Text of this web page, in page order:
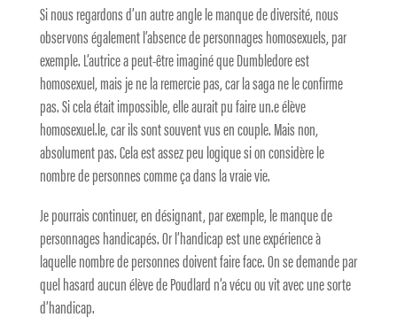
Si nous regardons d’un autre angle le manque de diversité, nous
observons également l’absence de personnages homosexuels, par
exemple. L’autrice a peut-être imaginé que Dumbledore est
homosexuel, mais je ne la remercie pas, car la saga ne le confirme
pas. Si cela était impossible, elle aurait pu faire un.e élève
homosexuel.le, car ils sont souvent vus en couple. Mais non,
absolument pas. Cela est assez peu logique si on considère le
nombre de personnes comme ça dans la vraie vie.
Je pourrais continuer, en désignant, par exemple, le manque de
personnages handicapés. Or l’handicap est une expérience à
laquelle nombre de personnes doivent faire face. On se demande par
quel hasard aucun élève de Poudlard n’a vécu ou vit avec une sorte
d’handicap.